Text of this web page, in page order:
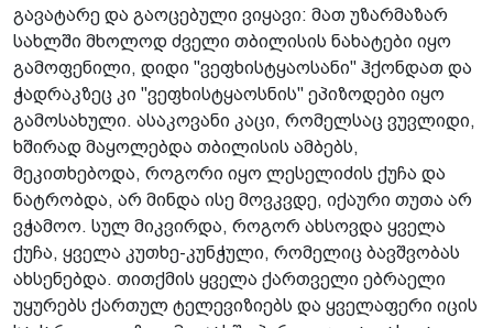
გავატარე და გაოცებული ვიყავი: მათ უზარმაზარ
სახლში მხოლოდ ძველი თბილისის ნახატები იყო
გამოფენილი, დიდი "ვეფხისტყაოსანი" ჰქონდათ და
ჭადრაკზეც კი "ვეფხისტყაოსნის" ეპიზოდები იყო
გამოსახული. ასაკოვანი კაცი, რომელსაც ვუვლიდი,
ხშირად მაყოლებდა თბილისის ამბებს,
მეკითხებოდა, როგორი იყო ლესელიძის ქუჩა და
ნატრობდა, არ მინდა ისე მოვკვდე, იქაური თუთა არ
ვჭამოო. სულ მიკვირდა, როგორ ახსოვდა ყველა
ქუჩა, ყველა კუთხე-კუნჭული, რომელიც ბავშვობას
ახსენებდა. თითქმის ყველა ქართველი ებრაელი
უყურებს ქართულ ტელევიზიებს და ყველაფერი იცის